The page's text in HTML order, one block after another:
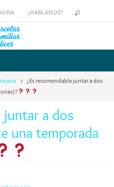
¿HABLAMOS?
¿Es recomendable juntar a dos
juntar a dos
una temporada